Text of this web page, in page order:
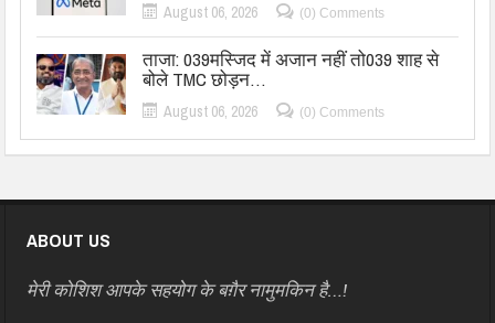
August 06, 2026 (0) Comments
ताजा: 039मस्जिद में अजान नहीं तो039 शाह से
बोले TMC छोड़न…
August 06, 2026 (0) Comments
ABOUT US
मेरी कोशिश आपके सहयोग के बग़ैर नामुमकिन है…!